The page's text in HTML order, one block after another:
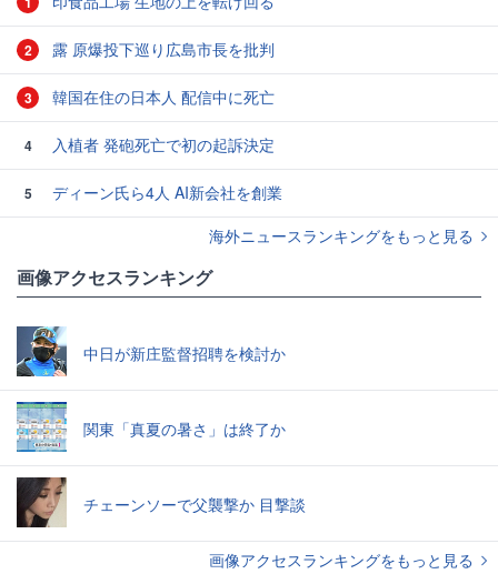
2 露 原爆投下巡り広島市長を批判
3 韓国在住の日本人 配信中に死亡
4 入植者 発砲死亡で初の起訴決定
5
ディーン氏ら4人 AI新会社を創業
海外ニュースランキングをもっと見る
画像アクセスランキング
中日が新庄監督招聘を検討か
関東「真夏の暑さ」は終了か
チェーンソーで父襲撃か 目撃談
画像アクセスランキングをもっと見る